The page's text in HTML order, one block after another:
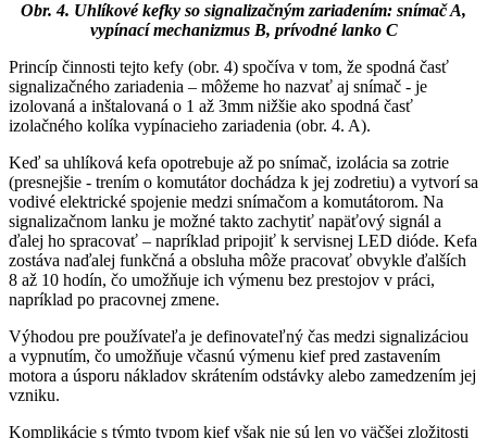
Obr. 4. Uhlíkové kefky so signalizačným zariadením: snímač A,
vypínací mechanizmus B, prívodné lanko C
Princíp činnosti tejto kefy (obr. 4) spočíva v tom, že spodná časť
signalizačného zariadenia – môžeme ho nazvať aj snímač - je
izolovaná a inštalovaná o 1 až 3mm nižšie ako spodná časť
izolačného kolíka vypínacieho zariadenia (obr. 4. A).
Keď sa uhlíková kefa opotrebuje až po snímač, izolácia sa zotrie
(presnejšie - trením o komutátor dochádza k jej zodretiu) a vytvorí sa
vodivé elektrické spojenie medzi snímačom a komutátorom. Na
signalizačnom lanku je možné takto zachytiť napäťový signál a
ďalej ho spracovať – napríklad pripojiť k servisnej LED dióde. Kefa
zostáva naďalej funkčná a obsluha môže pracovať obvykle ďalších
8 až 10 hodín, čo umožňuje ich výmenu bez prestojov v práci,
napríklad po pracovnej zmene.
Výhodou pre používateľa je definovateľný čas medzi signalizáciou
a vypnutím, čo umožňuje včasnú výmenu kief pred zastavením
motora a úsporu nákladov skrátením odstávky alebo zamedzením jej
vzniku.
Komplikácie s týmto typom kief však nie sú len vo väčšej zložitosti